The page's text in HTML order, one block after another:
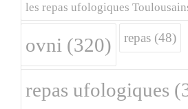
les repas ufologiques
ovni (320) repas (48)
repas ufologiques